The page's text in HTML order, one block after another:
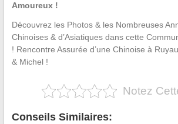
Amoureux !
Découvrez les Photos & les Nombreuses
Chinoises & d’Asiatiques dans cette
! Rencontre Assurée d’une Chinoise à
& Michel !
Notez
Conseils Similaires: